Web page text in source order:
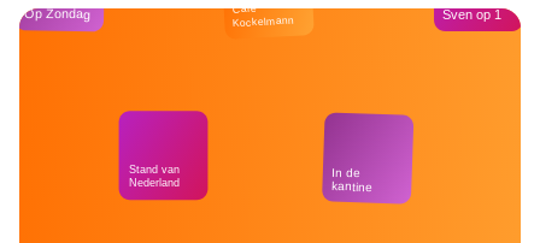
Op Zondag
Stand van
Nederland
Café
Kockelmann
In de
kantine
Sven op 1